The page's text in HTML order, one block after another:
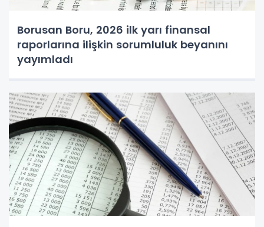
Borusan Boru, 2026 ilk yarı finansal
raporlarına ilişkin sorumluluk beyanını
yayımladı